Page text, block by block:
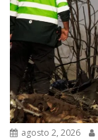
agosto 2, 2026